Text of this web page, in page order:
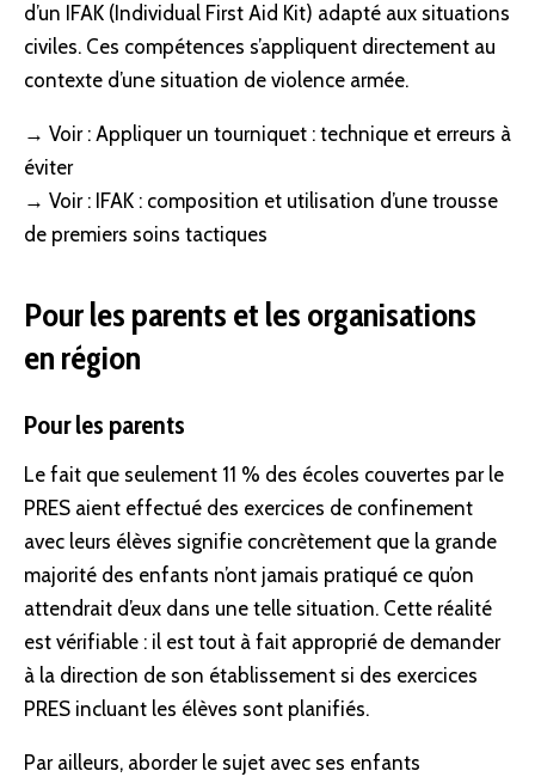
d’un IFAK (Individual First Aid Kit) adapté aux situations
civiles. Ces compétences s’appliquent directement au
contexte d’une situation de violence armée.
→ Voir : Appliquer un tourniquet : technique et erreurs à
éviter
→ Voir : IFAK : composition et utilisation d’une trousse
de premiers soins tactiques
Pour les parents et les organisations
en région
Pour les parents
Le fait que seulement 11 % des écoles couvertes par le
PRES aient effectué des exercices de confinement
avec leurs élèves signifie concrètement que la grande
majorité des enfants n’ont jamais pratiqué ce qu’on
attendrait d’eux dans une telle situation. Cette réalité
est vérifiable : il est tout à fait approprié de demander
à la direction de son établissement si des exercices
PRES incluant les élèves sont planifiés.
Par ailleurs, aborder le sujet avec ses enfants